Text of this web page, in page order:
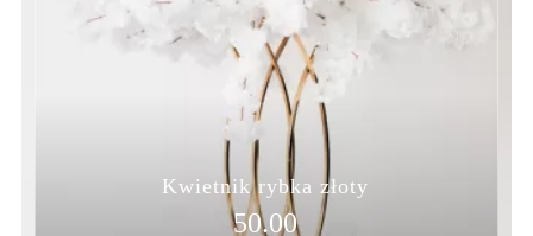
Kwietnik rybka złoty
50.00